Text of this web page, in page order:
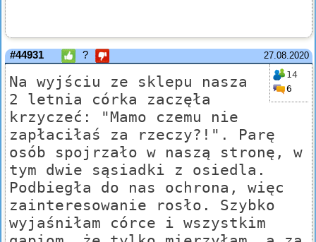
27.08.2020
#44931 ?
14
6
Na wyjściu ze sklepu nasza
2 letnia córka zaczęła
krzyczeć: "Mamo czemu nie
zapłaciłaś za rzeczy?!". Parę
osób spojrzało w naszą stronę, w
tym dwie sąsiadki z osiedla.
Podbiegła do nas ochrona, więc
zainteresowanie rosło. Szybko
wyjaśniłam córce i wszystkim